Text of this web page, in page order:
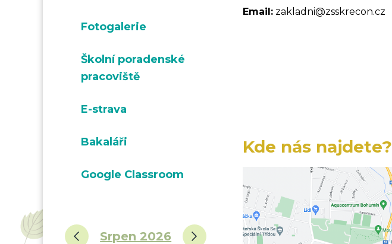
Email: zakladni@zsskrecon.cz
Kde nás najdete?
Fotogalerie
Školní poradenské
pracoviště
E-strava
Bakaláři
Google Classroom
Srpen 2026